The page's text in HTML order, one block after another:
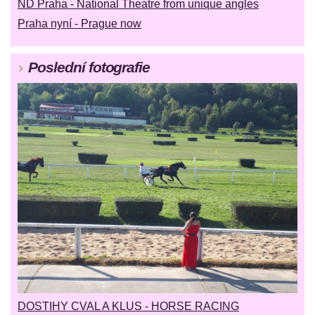
ND Praha - National Theatre from unique angles
Praha nyní - Prague now
Poslední fotografie
DOSTIHY CVAL A KLUS - HORSE RACING